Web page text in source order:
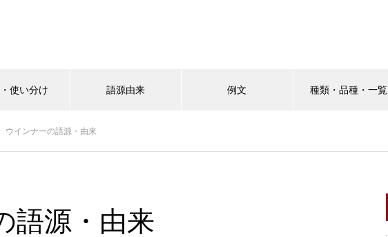
使い分け 語源由来 例文 種類・品種・一覧
ウインナーの語源・由来
語源・由来